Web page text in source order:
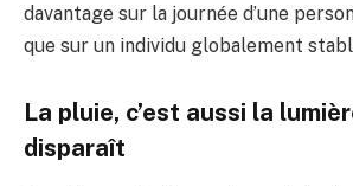
davantage sur la journée d’une
que sur un individu globalement
La pluie, c’est aussi la
disparaît